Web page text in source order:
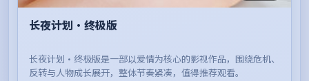
长夜计划·终极版
长夜计划·终极版是一部以爱情为核心的影视作品，围绕危机、
反转与人物成长展开，整体节奏紧凑，值得推荐观看。